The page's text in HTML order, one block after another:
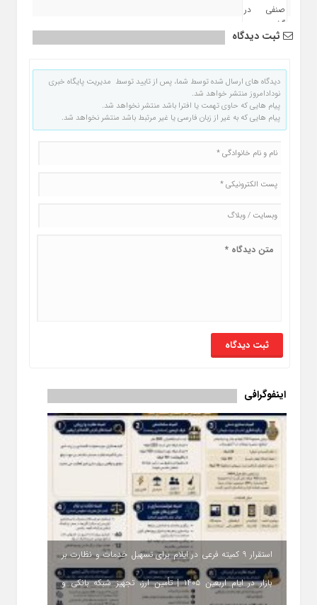
ثبت دیدگاه
دیدگاه های ارسال شده توسط شما، پس از تایید توسط مدیریت پایگاه خبری
نودادامروز منتشر خواهد شد.
پیام هایی که حاوی تهمت یا افترا باشد منتشر نخواهد شد.
پیام هایی که به غیر از زبان فارسی یا غیر مرتبط باشد منتشر نخواهد شد.
اینفوگرافی
استقرار ۹ کمیته فرعی در ایلام برای تسهیل خدمات و نظارت بر
بازار در ایام اربعین ۱۴۰۵ | تأمین ارز، تجهیز شبکه بانکی و